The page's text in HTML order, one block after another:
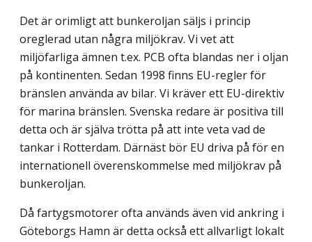
Det är orimligt att bunkeroljan säljs i princip
oreglerad utan några miljökrav. Vi vet att
miljöfarliga ämnen t.ex. PCB ofta blandas ner i oljan
på kontinenten. Sedan 1998 finns EU-regler för
bränslen använda av bilar. Vi kräver ett EU-direktiv
för marina bränslen. Svenska redare är positiva till
detta och är själva trötta på att inte veta vad de
tankar i Rotterdam. Därnäst bör EU driva på för en
internationell överenskommelse med miljökrav på
bunkeroljan.
Då fartygsmotorer ofta används även vid ankring i
Göteborgs Hamn är detta också ett allvarligt lokalt